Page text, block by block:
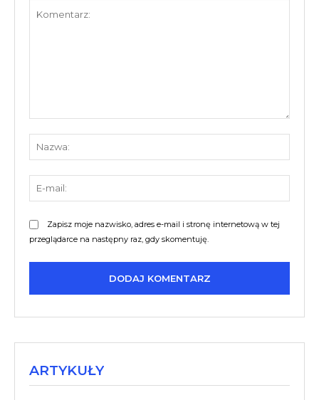
Zapisz moje nazwisko, adres e-mail i stronę internetową w tej
przeglądarce na następny raz, gdy skomentuję.
ARTYKUŁY